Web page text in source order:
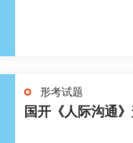
形考试题
国开《人际沟通